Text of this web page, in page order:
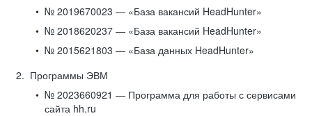
№ 2019670023 — «База вакансий HeadHunter»
№ 2018620237 — «База вакансий HeadHunter»
№ 2015621803 — «База данных HeadHunter»
Программы ЭВМ
№ 2023660921 — Программа для работы с сервисами
сайта hh.ru